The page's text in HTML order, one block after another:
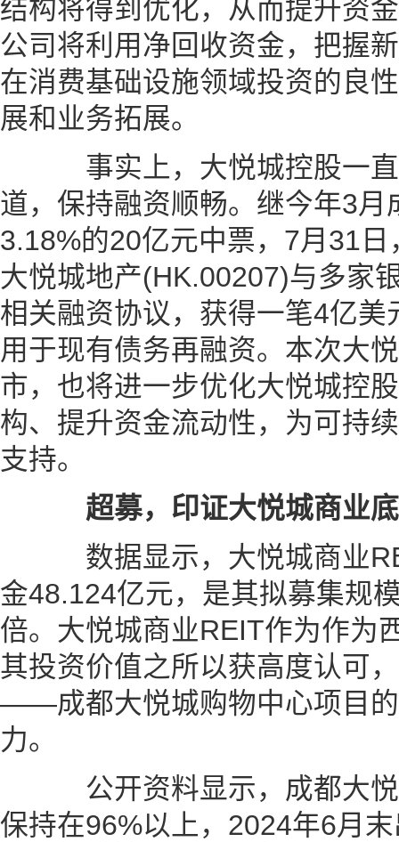
结构将得到优化，从而提升资
公司将利用净回收资金，把握
在消费基础设施领域投资的良
展和业务拓展。
事实上，大悦城控股一直
道，保持融资顺畅。继今年3
3.18%的20亿元中票，7月31
大悦城地产(HK.00207)与多家
相关融资协议，获得一笔4亿
用于现有债务再融资。本次大
市，也将进一步优化大悦城控
构、提升资金流动性，为可持
支持。
超募，印证大悦城商业
数据显示，大悦城商业
金48.124亿元，是其拟募集规
倍。大悦城商业REIT作为作为
其投资价值之所以获高度认可
——成都大悦城购物中心项目
力。
公开资料显示，成都大悦
保持在96%以上，2024年6月